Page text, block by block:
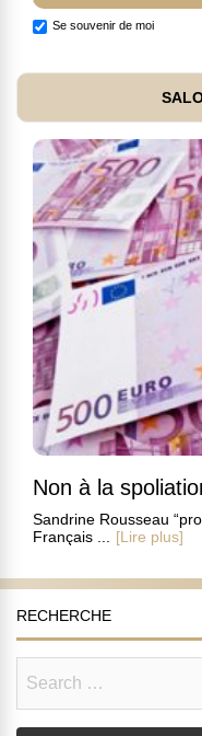
Se souvenir de moi
Non à la
Sandrine Rousseau
Français ...
[Lire plus]
RECHERCHE